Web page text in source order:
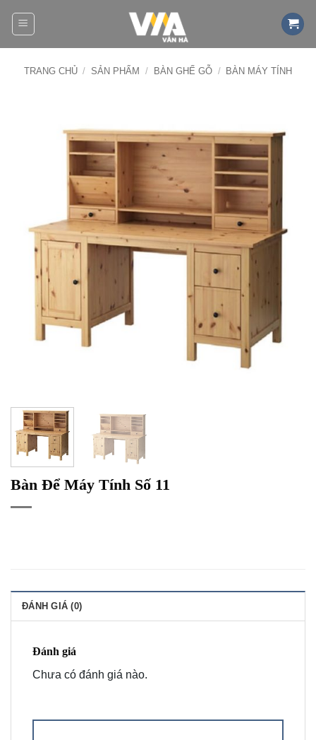
TRANG CHỦ / SẢN PHẨM / BÀN GHẾ GỖ / BÀN MÁY TÍNH
Bàn Để Máy Tính Số 11
ĐÁNH GIÁ (0)
Đánh giá
Chưa có đánh giá nào.